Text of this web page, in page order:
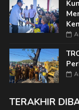
TERAKHIR